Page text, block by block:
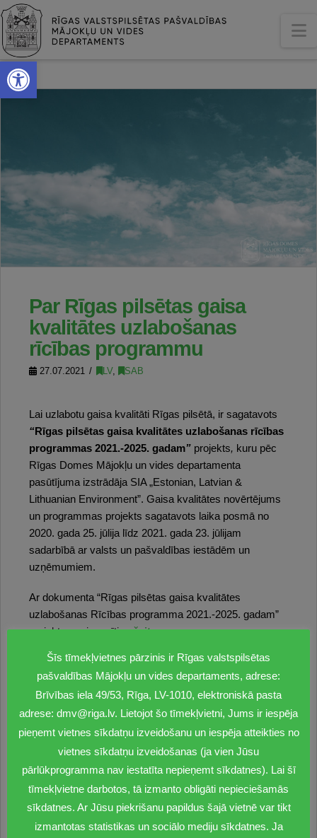
Open toolbar
Par Rīgas pilsētas gaisa
kvalitātes uzlabošanas
rīcības programmu
27.07.2021 LV, SAB
Lai uzlabotu gaisa kvalitāti Rīgas pilsētā, ir sagatavots
“ Rīgas pilsētas gaisa kvalitātes uzlabošanas rīcības
programmas 2021.-2025. gadam” projekts, kuru pēc
Rīgas Domes Mājokļu un vides departamenta
pasūtījuma izstrādāja SIA „Estonian, Latvian &
Lithuanian Environment”. Gaisa kvalitātes novērtējums
un programmas projekts sagatavots laika posmā no
2020. gada 25. jūlija līdz 2021. gada 23. jūlijam
sadarbībā ar valsts un pašvaldības iestādēm un
uzņēmumiem.
Ar dokumenta “Rīgas pilsētas gaisa kvalitātes
uzlabošanas Rīcības programma 2021.-2025. gadam”
projektu var iepazītiesšeit.
No 2021. gada 26. jūlija līdz 20. augustamvisām
ieinteresētajām pusēm ir iespējams iepazīties ar rīcības
programmas projektu un sniegt savus komentārus un
priekšlikumus, sūtot tos elektroniski uz e-pastu:
julija@environment.lvvaievita.vitola@riga.lv.
Aicinām Jūs piedalīties arī “Rīgas pilsētas gaisa
kvalitātes uzlabošanas rīcības programmas
2021.-2025. gadam”projekta sabiedriskās apspriešanas
sanāksmē, kas notiks neklātienes formā (attālināti)
2021. gada 16. augustā plkst. 17.00. Sanāksmē būs
Šīs tīmekļvietnes pārzinis ir Rīgas valstspilsētas
pašvaldības Mājokļu un vides departaments, adrese:
Brīvības iela 49/53, Rīga, LV-1010, elektroniskā pasta
adrese: dmv@riga.lv. Lietojot šo tīmekļvietni, Jums ir iespēja
pieņemt vietnes sīkdatņu izveidošanu un iespēja atteikties no
vietnes sīkdatņu izveidošanas (ja vien Jūsu
pārlūkprogramma nav iestatīta nepieņemt sīkdatnes). Lai šī
tīmekļvietne darbotos, tā izmanto obligāti nepieciešamās
sīkdatnes. Ar Jūsu piekrišanu papildus šajā vietnē var tikt
izmantotas statistikas un sociālo mediju sīkdatnes. Ja